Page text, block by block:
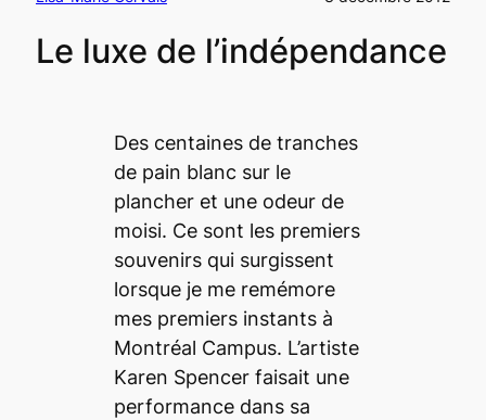
Le luxe de l’indépendance
Des centaines de tranches
de pain blanc sur le
plancher et une odeur de
moisi. Ce sont les premiers
souvenirs qui surgissent
lorsque je me remémore
mes premiers instants à
Montréal Campus. L’artiste
Karen Spencer faisait une
performance dans sa